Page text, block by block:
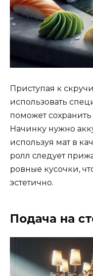
Приступая к
использовать
поможет
Начинку нужно
используя мат в
ролл следует
ровные кусочки,
эстетично.
Подача на